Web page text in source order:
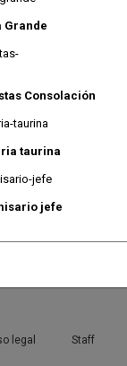
Grande
Consolación
taurina
jefe
legal Staff